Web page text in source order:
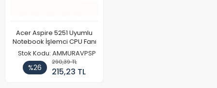
Acer Aspire 5251 Uyumlu
Notebook İşlemci CPU Fanı
Stok Kodu: AMMURAVPSP
%26
290,39 TL
215,23 TL